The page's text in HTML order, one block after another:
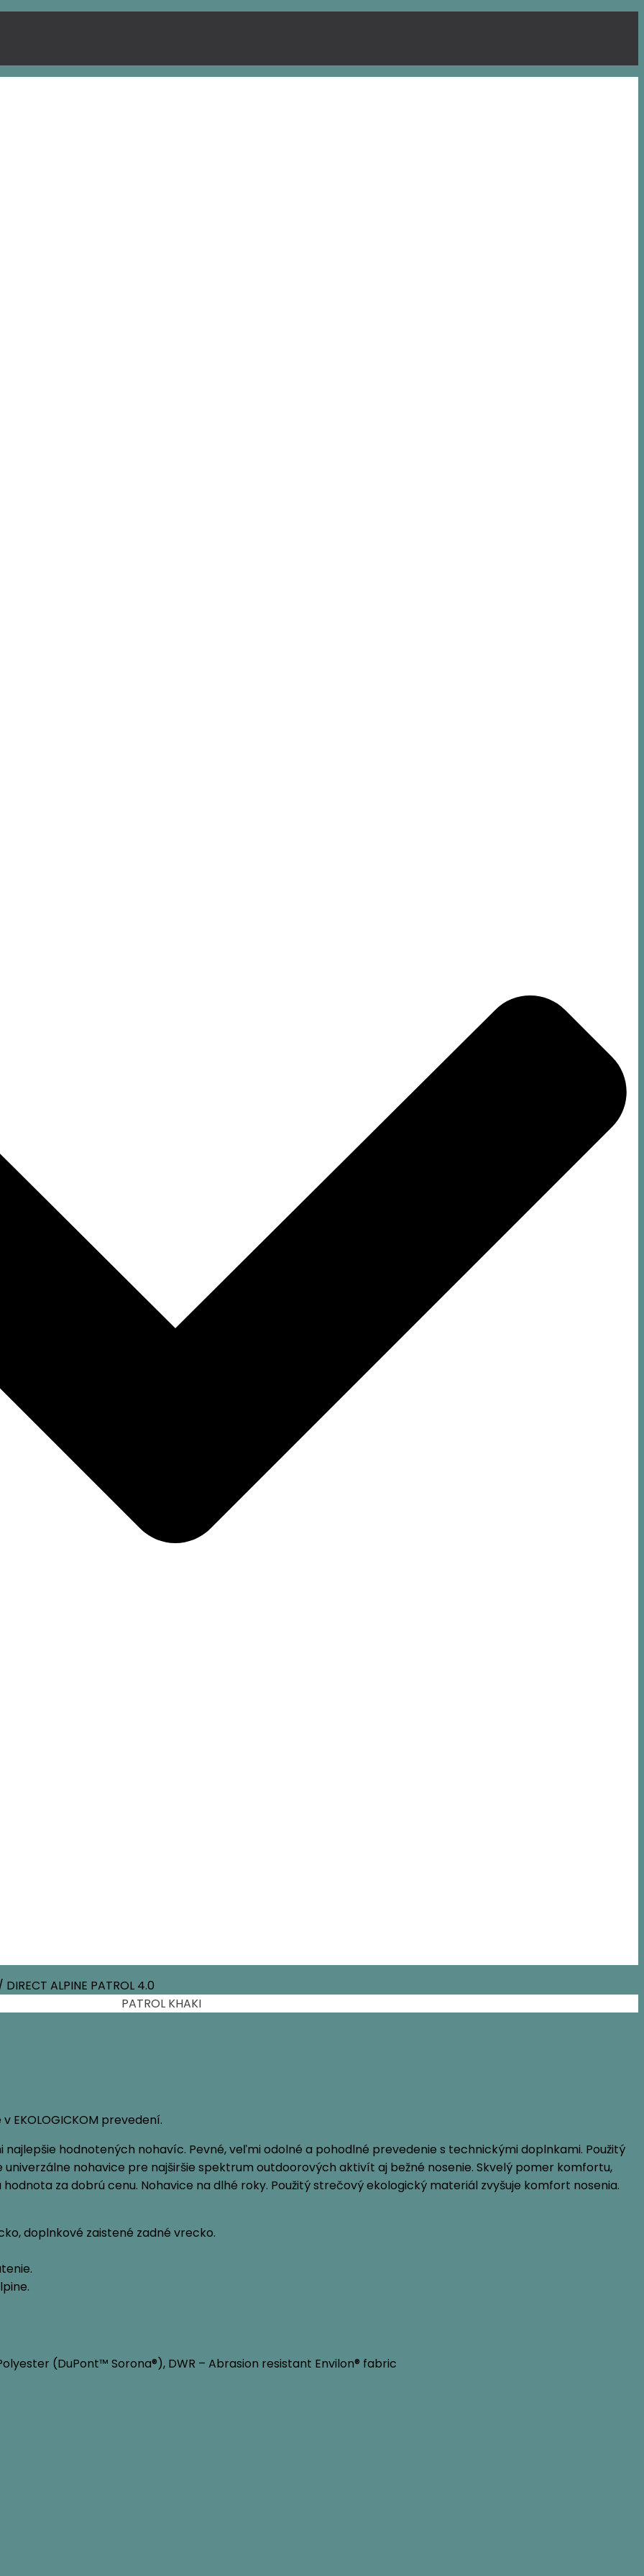
DIRECT ALPINE PATROL 4.0
EKOLOGICKOM prevedení.
hodnotených nohavíc. Pevné, veľmi odolné a pohodlné prevedenie s technickými doplnkami. Použitý
nohavice pre najširšie spektrum outdoorových aktivít aj bežné nosenie. Skvelý pomer komfortu,
za dobrú cenu. Nohavice na dlhé roky. Použitý strečový ekologický materiál zvyšuje komfort nosenia.
doplnkové zaistené zadné vrecko.
(DuPont™ Sorona®), DWR – Abrasion resistant Envilon® fabric